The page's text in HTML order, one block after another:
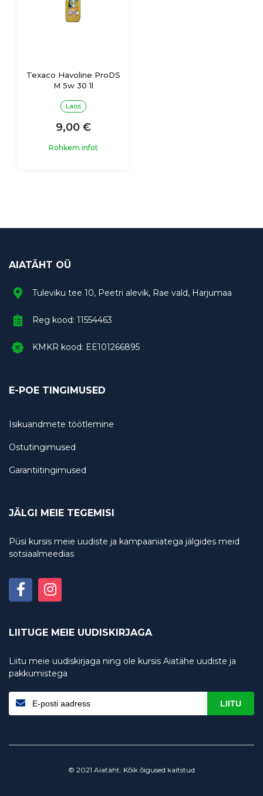
Texaco Havoline ProDS
M 5w 30 1l
Laos
9,00 €
Rohkem infot
AIATÄHT OÜ
Tuleviku tee 10, Peetri alevik, Rae vald, Harjumaa
Reg kood: 11554463
KMKR kood: EE101266895
E-POE TINGIMUSED
Isikuandmete töötlemine
Ostutingimused
Garantiitingimused
JÄLGI MEIE TEGEMISI
Püsi kursis meie uudiste ja kampaaniatega jälgides meid
sotsiaalmeedias
LIITUGE MEIE UUDISKIRJAGA
Liitu meie uudiskirjaga ning ole kursis Aiatähe uudiste ja
pakkumistega
LIITU
© 2021 Aiatäht. Kõik õigused kaitstud